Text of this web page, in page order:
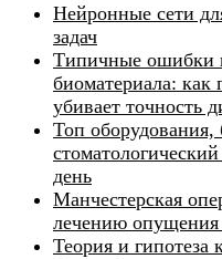
Нейронные сети
задач
Типичные ошибки
биоматериала: как
убивает точность
Топ оборудования,
день
Манчестерская
лечению опущения
Теория и гипотеза